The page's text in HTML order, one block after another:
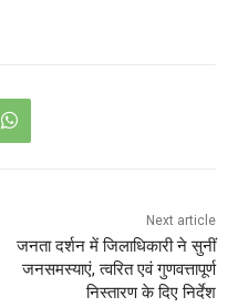
Next article
जनता दर्शन में जिलाधिकारी ने सुनीं
जनसमस्याएं, त्वरित एवं गुणवत्तापूर्ण
निस्तारण के दिए निर्देश